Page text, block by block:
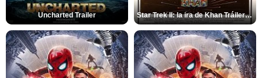
Uncharted Trailer Star Trek II: la ira de Khan Tráiler VO